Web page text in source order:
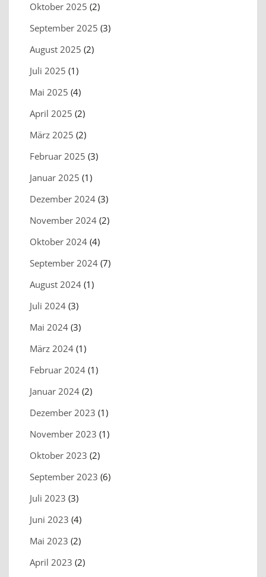
Oktober 2025 (2)
September 2025 (3)
August 2025 (2)
Juli 2025 (1)
Mai 2025 (4)
April 2025 (2)
März 2025 (2)
Februar 2025 (3)
Januar 2025 (1)
Dezember 2024 (3)
November 2024 (2)
Oktober 2024 (4)
September 2024 (7)
August 2024 (1)
Juli 2024 (3)
Mai 2024 (3)
März 2024 (1)
Februar 2024 (1)
Januar 2024 (2)
Dezember 2023 (1)
November 2023 (1)
Oktober 2023 (2)
September 2023 (6)
Juli 2023 (3)
Juni 2023 (4)
Mai 2023 (2)
April 2023 (2)